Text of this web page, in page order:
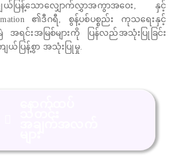
ပြန့်သောလျှောက်လွှာအကွာအဝေး, နှင့်
၏ဒီဂရီ, စွန့်ပစ်ပစ္စည်း ကုသရေးနှင့်
ြဲ အရင်းအမြစ်များကို ပြန်လည်အသုံးပြုခြင်း
ယ်ပြန့်စွာ အသုံးပြုမှု.